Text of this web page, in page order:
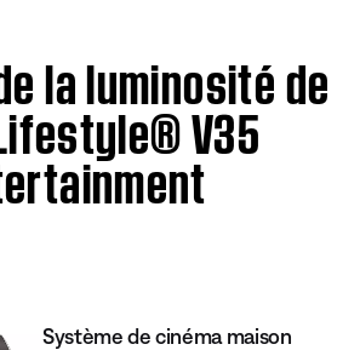
la luminosité de
V35
Système de cinéma maison